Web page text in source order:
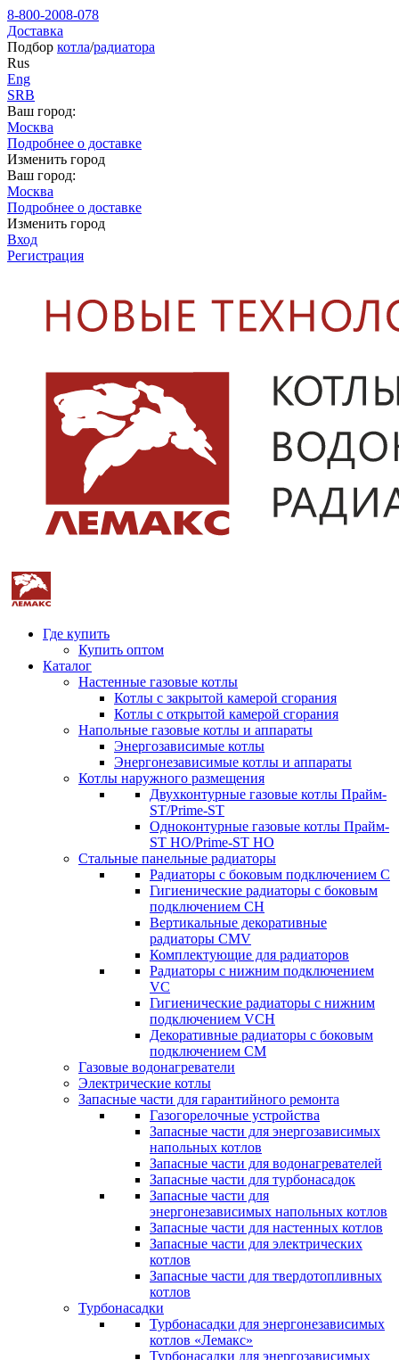
8-800-2008-078
Доставка
Подбор котла/радиатора
Rus
Eng
SRB
Ваш город:
Москва
Подробнее о доставке
Изменить город
Ваш город:
Москва
Подробнее о доставке
Изменить город
Вход
Регистрация
Где купить
Купить оптом
Каталог
Настенные газовые котлы
Котлы с закрытой камерой сгорания
Котлы с открытой камерой сгорания
Напольные газовые котлы и аппараты
Энергозависимые котлы
Энергонезависимые котлы и аппараты
Котлы наружного размещения
Двухконтурные газовые котлы Прайм-
ST/Prime-ST
Одноконтурные газовые котлы Прайм-
ST HO/Prime-ST HO
Стальные панельные радиаторы
Радиаторы c боковым подключением C
Гигиенические радиаторы c боковым
подключением CH
Вертикальные декоративные
радиаторы CMV
Комплектующие для радиаторов
Радиаторы c нижним подключением
VC
Гигиенические радиаторы c нижним
подключением VCH
Декоративные радиаторы с боковым
подключением CM
Газовые водонагреватели
Электрические котлы
Запасные части для гарантийного ремонта
Газогорелочные устройства
Запасные части для энергозависимых
напольных котлов
Запасные части для водонагревателей
Запасные части для турбонасадок
Запасные части для
энергонезависимых напольных котлов
Запасные части для настенных котлов
Запасные части для электрических
котлов
Запасные части для твердотопливных
котлов
Турбонасадки
Турбонасадки для энергонезависимых
котлов «Лемакс»
Турбонасадки для энергозависимых